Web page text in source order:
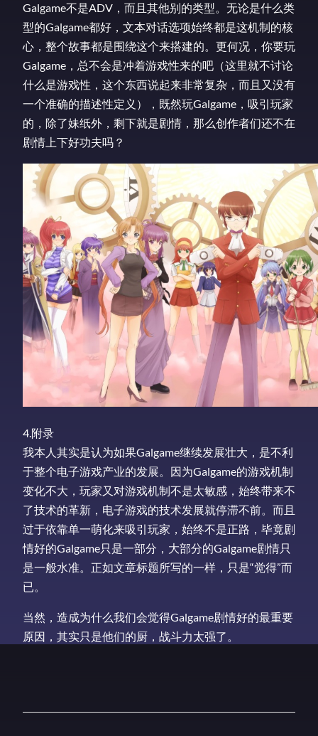
Galgame不是ADV，而且其他别的类型。无论是什么类
型的Galgame都好，文本对话选项始终都是这机制的核
心，整个故事都是围绕这个来搭建的。更何况，你要玩
Galgame，总不会是冲着游戏性来的吧（这里就不讨论
什么是游戏性，这个东西说起来非常复杂，而且又没有
一个准确的描述性定义），既然玩Galgame，吸引玩家
的，除了妹纸外，剩下就是剧情，那么创作者们还不在
剧情上下好功夫吗？
4.附录
我本人其实是认为如果Galgame继续发展壮大，是不利
于整个电子游戏产业的发展。因为Galgame的游戏机制
变化不大，玩家又对游戏机制不是太敏感，始终带来不
了技术的革新，电子游戏的技术发展就停滞不前。而且
过于依靠单一萌化来吸引玩家，始终不是正路，毕竟剧
情好的Galgame只是一部分，大部分的Galgame剧情只
是一般水准。正如文章标题所写的一样，只是“觉得”而
已。
当然，造成为什么我们会觉得Galgame剧情好的最重要
原因，其实只是他们的厨，战斗力太强了。